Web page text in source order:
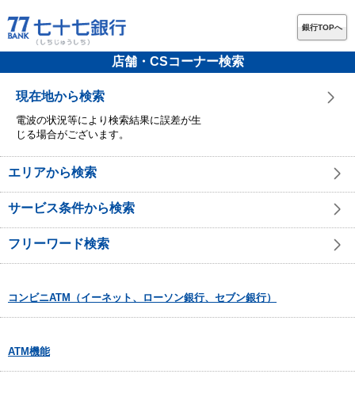
銀行TOPへ
店舗・CSコーナー検索
現在地から検索
電波の状況等により検索結果に誤差が生
じる場合がございます。
エリアから検索
サービス条件から検索
フリーワード検索
コンビニATM（イーネット、ローソン銀行、セブン銀行）
ATM機能